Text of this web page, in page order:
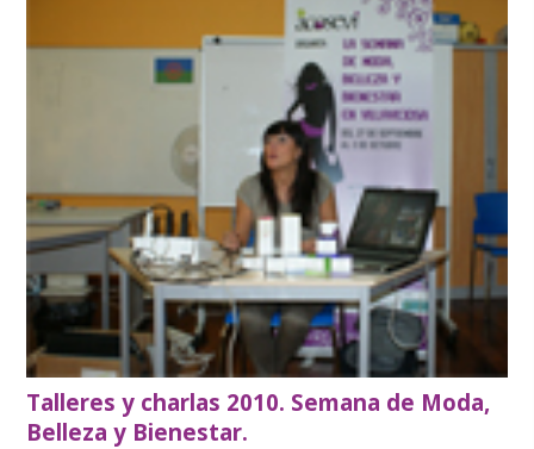
Talleres y charlas 2010. Semana de Moda,
Belleza y Bienestar.